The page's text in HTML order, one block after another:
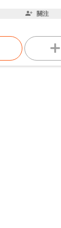
關注